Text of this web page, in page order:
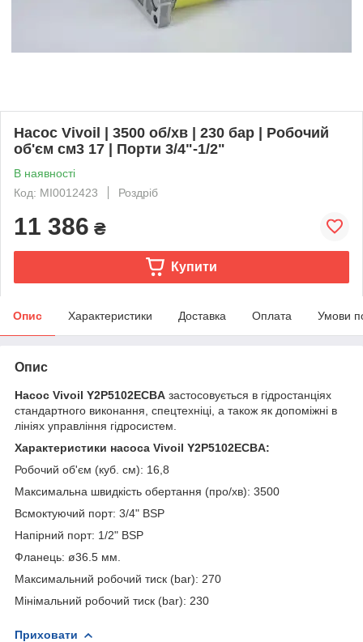
Насос Vivoil | 3500 об/хв | 230 бар | Робочий
об'єм см3 17 | Порти 3/4"-1/2"
В наявності
Код: MI0012423
Роздріб
11 386 ₴
Купити
Опис Характеристики Доставка Оплата Умови
Опис
Насос Vivoil Y2P5102ECBA застосовується в гідростанціях
стандартного виконання, спецтехніці, а також як допоміжні в
лініях управління гідросистем.
Характеристики насоса Vivoil Y2P5102ECBA:
Робочий об'єм (куб. см): 16,8
Максимальна швидкість обертання (про/хв): 3500
Всмоктуючий порт: 3/4" BSP
Напірний порт: 1/2" BSP
Фланець: ø36.5 мм.
Максимальний робочий тиск (bar): 270
Мінімальний робочий тиск (bar): 230
Приховати